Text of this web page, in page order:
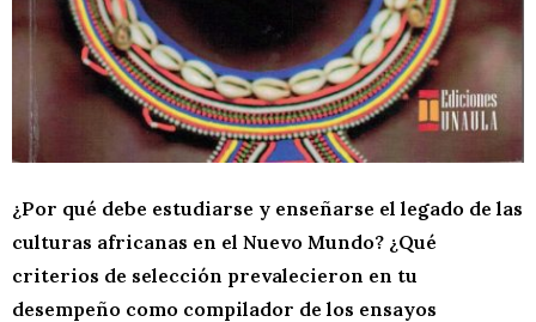
¿Por qué debe estudiarse y enseñarse el legado de las
culturas africanas en el Nuevo Mundo? ¿Qué
criterios de selección prevalecieron en tu
desempeño como compilador de los ensayos